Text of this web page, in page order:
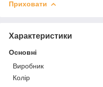
Приховати
Характеристики
Основні
Виробник
Колір